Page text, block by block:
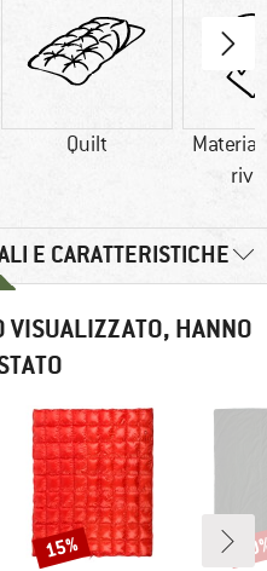
Quilt
E CARATTERISTICHE
VISUALIZZATO, HANNO
Sconto
15%